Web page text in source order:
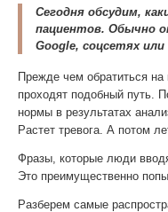
Сегодня обсудим,
пациентов. Обычно
Google, соцсетях или
Прежде чем обратиться на
проходят подобный путь.
нормы в результатах
Растет тревога. А потом
Фразы, которые люди
Это преимущественно
Разберем самые